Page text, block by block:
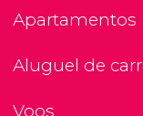
Apartamentos
Aluguel de
Voos